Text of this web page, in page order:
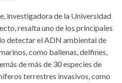
investigadora de la Universidad
resalta uno de los principales
detectar el ADN ambiental de
como ballenas, delfines,
de más de 30 especies de
terrestres invasivos, como